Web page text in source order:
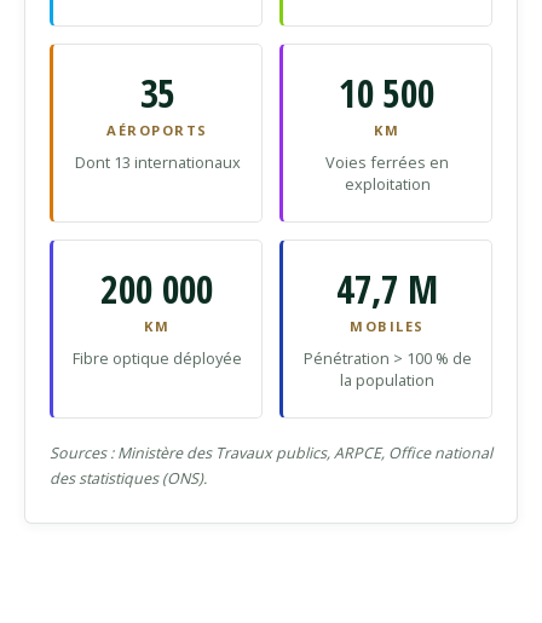
35
AÉROPORTS
Dont 13 internationaux
10 500
KM
Voies ferrées en
exploitation
200 000
KM
Fibre optique déployée
47,7 M
MOBILES
Pénétration > 100 % de
la population
Sources : Ministère des Travaux publics, ARPCE, Office national
des statistiques (ONS).